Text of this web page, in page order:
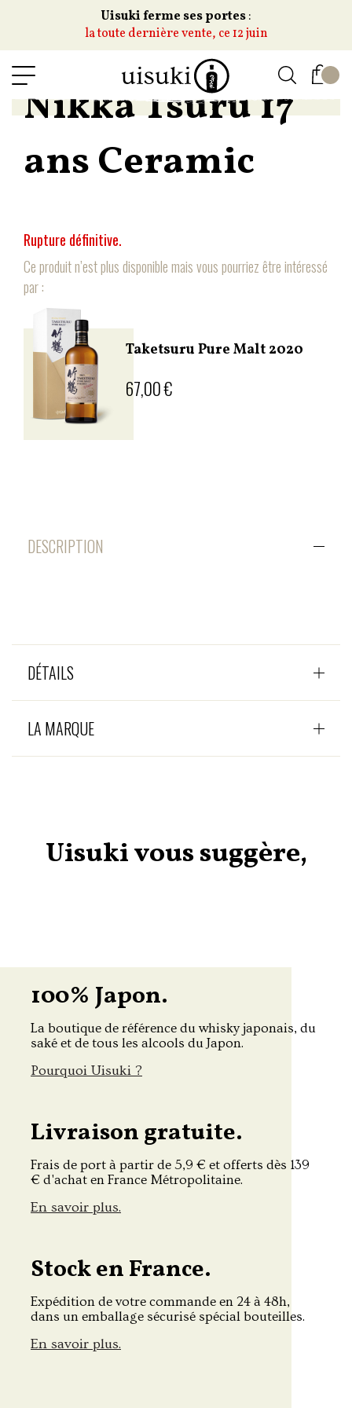
Uisuki ferme ses portes:
la toute dernière vente, ce 12 juin
Nikka Tsuru 17
ans Ceramic
Rupture définitive.
Ce produit n’est plus disponible mais vous pourriez être intéressé
par :
Taketsuru Pure Malt 2020
67,00 €
DESCRIPTION
DÉTAILS
LA MARQUE
Uisuki vous suggère,
100% Japon.
La boutique de référence du whisky japonais, du
saké et de tous les alcools du Japon.
Pourquoi Uisuki ?
Livraison gratuite.
Frais de port à partir de 5,9 € et offerts dès 139
€ d'achat en France Métropolitaine.
En savoir plus.
Stock en France.
Expédition de votre commande en 24 à 48h,
dans un emballage sécurisé spécial bouteilles.
En savoir plus.